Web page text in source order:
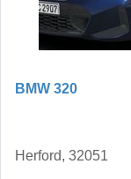
BMW 320
Herford, 32051